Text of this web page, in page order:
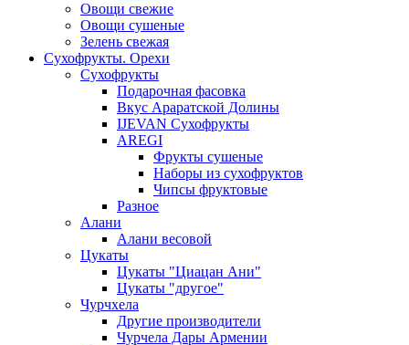
Овощи свежие
Овощи сушеные
Зелень свежая
Сухофрукты. Орехи
Сухофрукты
Подарочная фасовка
Вкус Араратской Долины
IJEVAN Сухофрукты
AREGI
Фрукты сушеные
Наборы из сухофруктов
Чипсы фруктовые
Разное
Алани
Алани весовой
Цукаты
Цукаты "Циацан Ани"
Цукаты "другое"
Чурчхела
Другие производители
Чурчела Дары Армении